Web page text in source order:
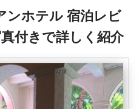
ホテル 宿泊レビ
付きで詳しく紹介